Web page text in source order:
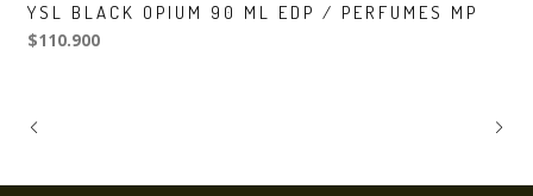
YSL BLACK OPIUM 90 ML EDP / PERFUMES MP
$110.900